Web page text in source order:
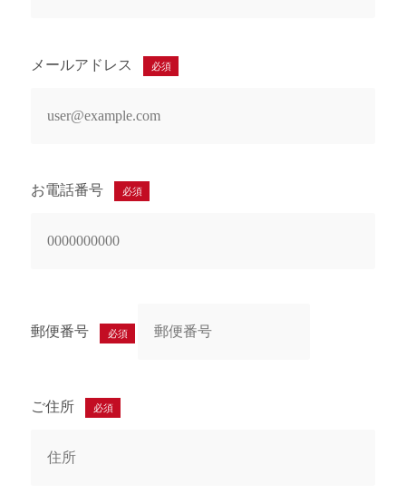
メールアドレス 必須
お電話番号 必須
郵便番号 必須
ご住所 必須